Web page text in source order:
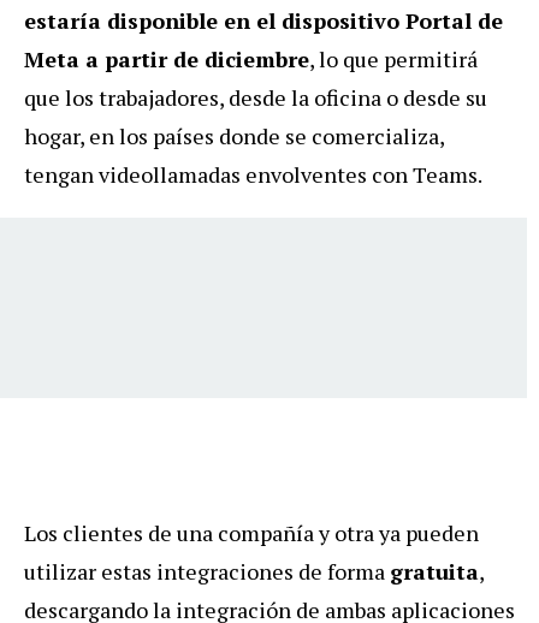
estaría disponible en el dispositivo Portal de
Meta a partir de diciembre, lo que permitirá
que los trabajadores, desde la oficina o desde su
hogar, en los países donde se comercializa,
tengan videollamadas envolventes con Teams.
Los clientes de una compañía y otra ya pueden
utilizar estas integraciones de forma gratuita,
descargando la integración de ambas aplicaciones